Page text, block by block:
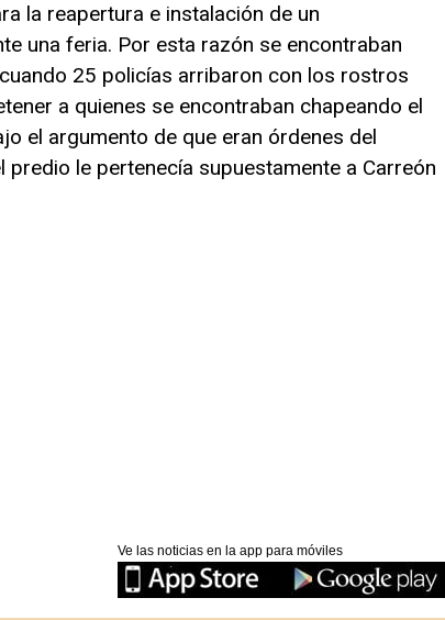
la reapertura e instalación de un
una feria. Por esta razón se encontraban
25 policías arribaron con los rostros
a quienes se encontraban chapeando el
el argumento de que eran órdenes del
predio le pertenecía supuestamente a Carreón
Ve las noticias en la app para móviles